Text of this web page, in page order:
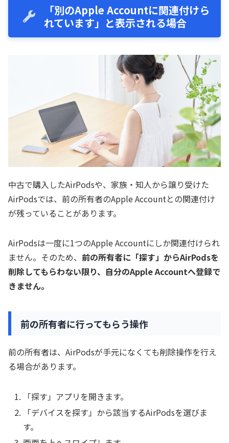
「別のApple Accountに関連付けら
れています」と表示される場合
中古で購入したAirPodsや、家族・知人から譲り受けた
AirPodsでは、前の所有者のApple Accountとの関連付け
が残っていることがあります。
AirPodsは一度に1つのApple Accountにしか関連付けられ
ません。そのため、 前の所有者に「探す」からAirPodsを
削除してもらわない限り、自分のApple Accountへ登録で
きません。
前の所有者に行ってもらう操作
前の所有者は、AirPodsが手元になくても削除操作を行え
る場合があります。
「探す」アプリを開きます。
「デバイスを探す」から該当するAirPodsを選びま
す。